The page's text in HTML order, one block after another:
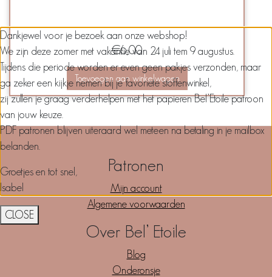
€6,00
Toevoegen aan winkelwagen
Patronen
Mijn account
Algemene voorwaarden
Over Bel’ Etoile
Blog
Onderonsje
Dankjewel voor je bezoek aan onze webshop!
We zijn deze zomer met vakantie van 24 juli tem 9 augustus.
Tijdens die periode worden er even geen pakjes verzonden, maar
ga zeker een kijkje nemen bij je favoriete stoffenwinkel,
zij zullen je graag verderhelpen met het papieren Bel’Etoile patroon
van jouw keuze.
PDF patronen blijven uiteraard wel meteen na betaling in je mailbox
belanden.
Groetjes en tot snel,
Isabel
CLOSE